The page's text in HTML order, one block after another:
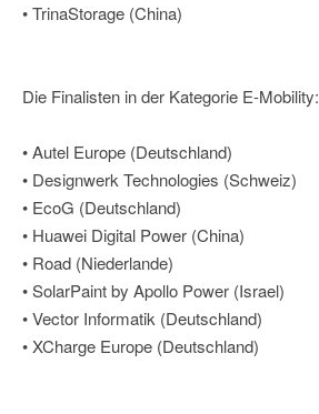
• TrinaStorage (China)
Die Finalisten in der Kategorie E-Mobility:
• Autel Europe (Deutschland)
• Designwerk Technologies (Schweiz)
• EcoG (Deutschland)
• Huawei Digital Power (China)
• Road (Niederlande)
• SolarPaint by Apollo Power (Israel)
• Vector Informatik (Deutschland)
• XCharge Europe (Deutschland)